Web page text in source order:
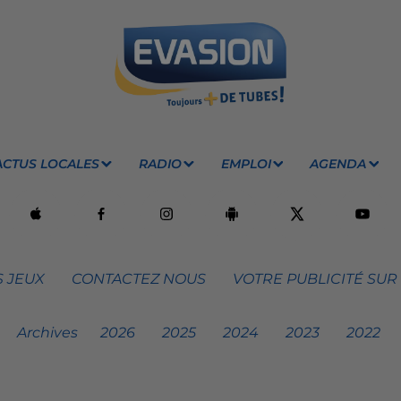
LOCALES RADIO EMPLOI AGENDA
JEUX CONTACTEZ NOUS VOTRE PUBLICITÉ
Archives 2026 2025 2024 2023 2022